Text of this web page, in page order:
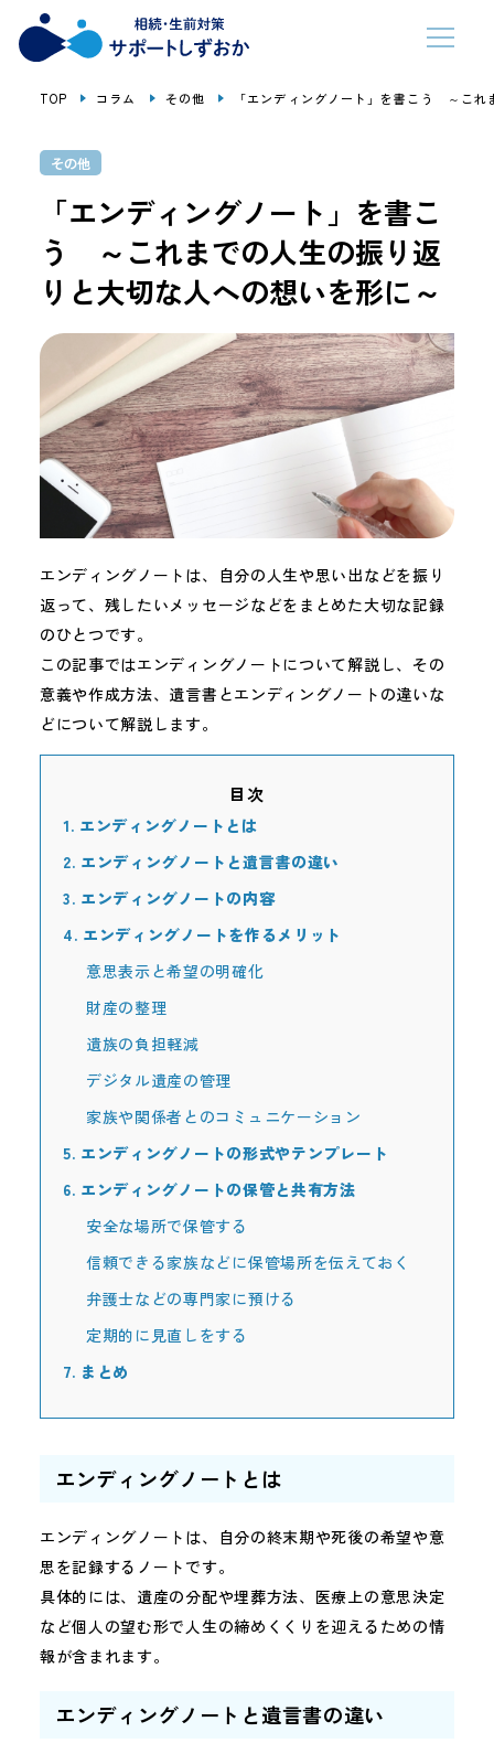
TOP コラム その他 「エンディングノート」を書こう ～こ
その他
「エンディングノート」を書こ
う ～これまでの人生の振り返
りと大切な人への想いを形に～
エンディングノートは、自分の人生や思い出などを振り
返って、残したいメッセージなどをまとめた大切な記録
のひとつです。
この記事ではエンディングノートについて解説し、その
意義や作成方法、遺言書とエンディングノートの違いな
どについて解説します。
目次
1. エンディングノートとは
2. エンディングノートと遺言書の違い
3. エンディングノートの内容
4. エンディングノートを作るメリット
意思表示と希望の明確化
財産の整理
遺族の負担軽減
デジタル遺産の管理
家族や関係者とのコミュニケーション
5. エンディングノートの形式やテンプレート
6. エンディングノートの保管と共有方法
安全な場所で保管する
信頼できる家族などに保管場所を伝えておく
弁護士などの専門家に預ける
定期的に見直しをする
7. まとめ
エンディングノートとは
エンディングノートは、自分の終末期や死後の希望や意
思を記録するノートです。
具体的には、遺産の分配や埋葬方法、医療上の意思決定
など個人の望む形で人生の締めくくりを迎えるための情
報が含まれます。
エンディングノートと遺言書の違い